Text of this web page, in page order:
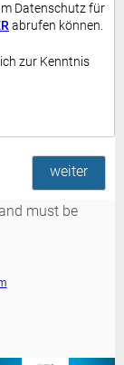
Datenschutz für
abrufen können.
zur Kenntnis
weiter
must be